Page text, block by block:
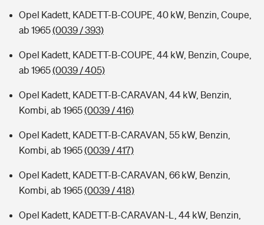
Opel Kadett, KADETT-B-COUPE, 40 kW, Benzin, Coupe,
ab 1965(0039 / 393)
Opel Kadett, KADETT-B-COUPE, 44 kW, Benzin, Coupe,
ab 1965(0039 / 405)
Opel Kadett, KADETT-B-CARAVAN, 44 kW, Benzin,
Kombi, ab 1965(0039 / 416)
Opel Kadett, KADETT-B-CARAVAN, 55 kW, Benzin,
Kombi, ab 1965(0039 / 417)
Opel Kadett, KADETT-B-CARAVAN, 66 kW, Benzin,
Kombi, ab 1965(0039 / 418)
Opel Kadett, KADETT-B-CARAVAN-L, 44 kW, Benzin,